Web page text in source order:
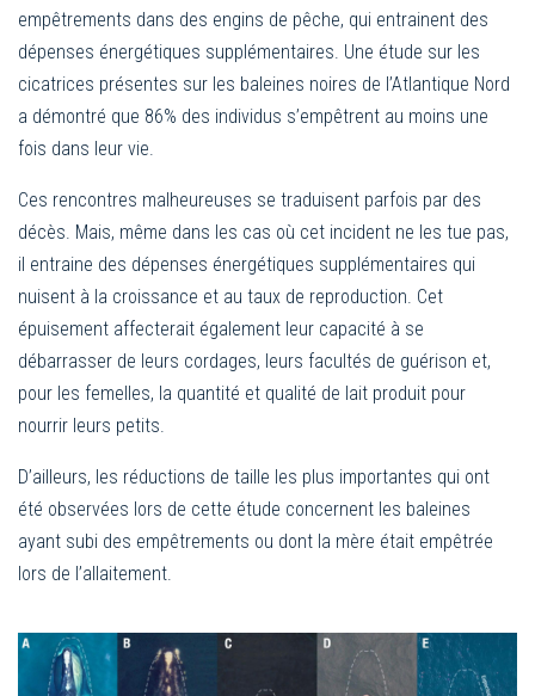
empêtrements dans des engins de pêche, qui entrainent des
dépenses énergétiques supplémentaires. Une étude sur les
cicatrices présentes sur les baleines noires de l’Atlantique Nord
a démontré que 86% des individus s’empêtrent au moins une
fois dans leur vie.
Ces rencontres malheureuses se traduisent parfois par des
décès. Mais, même dans les cas où cet incident ne les tue pas,
il entraine des dépenses énergétiques supplémentaires qui
nuisent à la croissance et au taux de reproduction. Cet
épuisement affecterait également leur capacité à se
débarrasser de leurs cordages, leurs facultés de guérison et,
pour les femelles, la quantité et qualité de lait produit pour
nourrir leurs petits.
D’ailleurs, les réductions de taille les plus importantes qui ont
été observées lors de cette étude concernent les baleines
ayant subi des empêtrements ou dont la mère était empêtrée
lors de l’allaitement.